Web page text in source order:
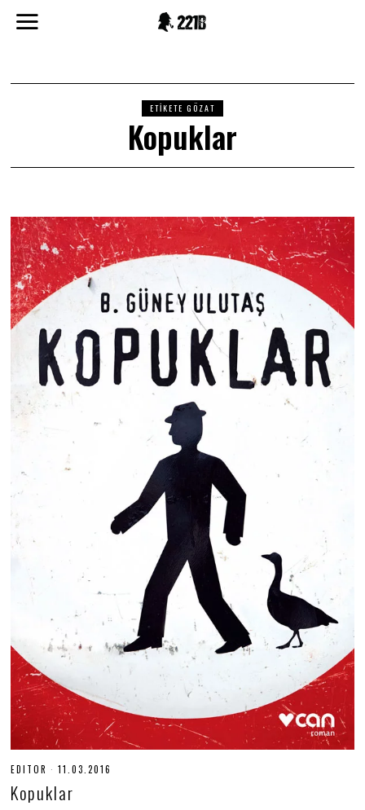
ETIKETE GÖZAT
Kopuklar
EDITOR 11.03.2016
Kopuklar